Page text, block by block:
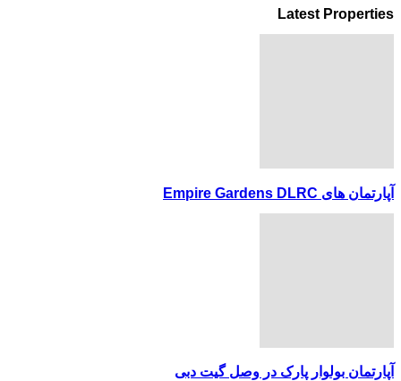
Latest Properties
آپارتمان های Empire Gardens DLRC
آپارتمان بولوار پارک در وصل گیت دبی